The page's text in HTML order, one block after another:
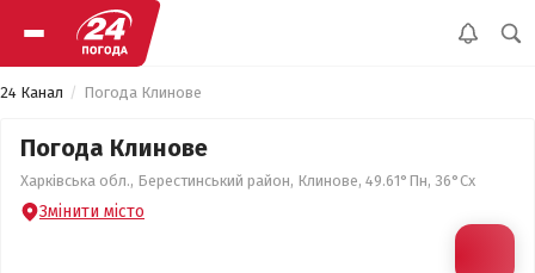
24 Канал Погода Клинове
Погода Клинове
Харківська обл., Берестинський район, Клинове, 49.61°Пн, 36°Сх
Змінити місто